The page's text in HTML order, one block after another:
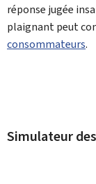
réponse jugée
plaignant peut
consommateurs.
Simulateur